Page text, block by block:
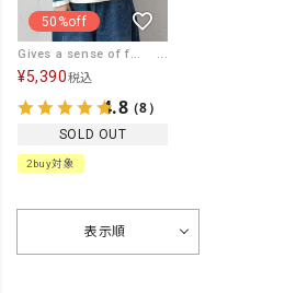
50%off
Gives a sense of fullment｜ジップカーデ [[853303]][C]
¥5,390税込
4.8（8）
SOLD OUT
2buy対象
表示順